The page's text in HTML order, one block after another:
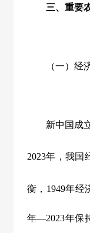
三、重要农
（一）经济
新中国成立
2023年，我国
衡， 1949年经
年—2023年保